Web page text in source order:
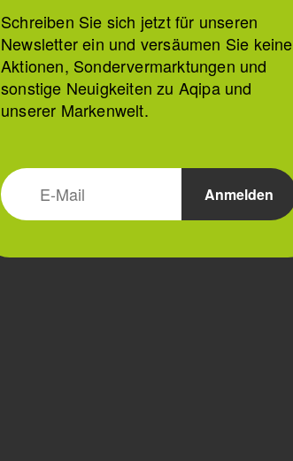
Schreiben Sie sich jetzt für unseren
Newsletter ein und versäumen Sie keine
Aktionen, Sondervermarktungen und
sonstige Neuigkeiten zu Aqipa und
unserer Markenwelt.